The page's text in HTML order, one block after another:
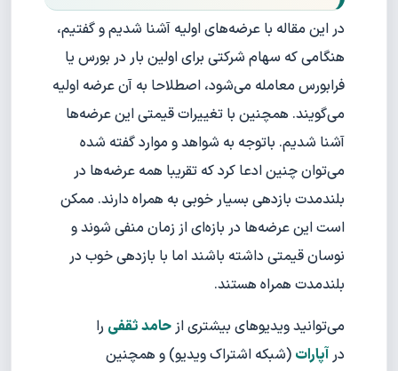
در این مقاله با عرضه‌های اولیه آشنا شدیم و گفتیم،
هنگامی که سهام شرکتی برای اولین بار در بورس یا
فرابورس معامله می‌شود، اصطلاحا به آن عرضه اولیه
می‌گویند. همچنین با تغییرات قیمتی این عرضه‌ها
آشنا شدیم. باتوجه به شواهد و موارد گفته شده
می‌توان چنین ادعا کرد که تقریبا همه عرضه‌ها در
بلند‌مدت بازدهی بسیار خوبی به همراه دارند. ممکن
است این عرضه‌ها در بازه‌ای از زمان منفی شوند و
نوسان قیمتی داشته باشند اما با بازدهی خوب در
بلندمدت همراه هستند.
می‌توانید ویدیوهای بیشتری از حامد ثقفی را
در آپارات (شبکه اشتراک ویدیو) و همچنین